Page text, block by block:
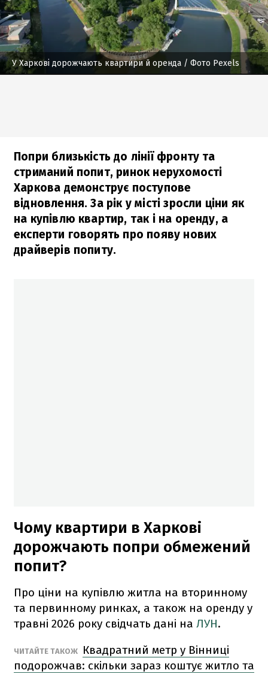
У Харкові дорожчають квартири й оренда / Фото Pexels
Попри близькість до лінії фронту та
стриманий попит, ринок нерухомості
Харкова демонструє поступове
відновлення. За рік у місті зросли ціни як
на купівлю квартир, так і на оренду, а
експерти говорять про появу нових
драйверів попиту.
Чому квартири в Харкові
дорожчають попри обмежений
попит?
Про ціни на купівлю житла на вторинному
та первинному ринках, а також на оренду у
травні 2026 року свідчать дані на ЛУН.
ЧИТАЙТЕ ТАКОЖ
Квадратний метр у Вінниці
подорожчав: скільки зараз коштує житло та